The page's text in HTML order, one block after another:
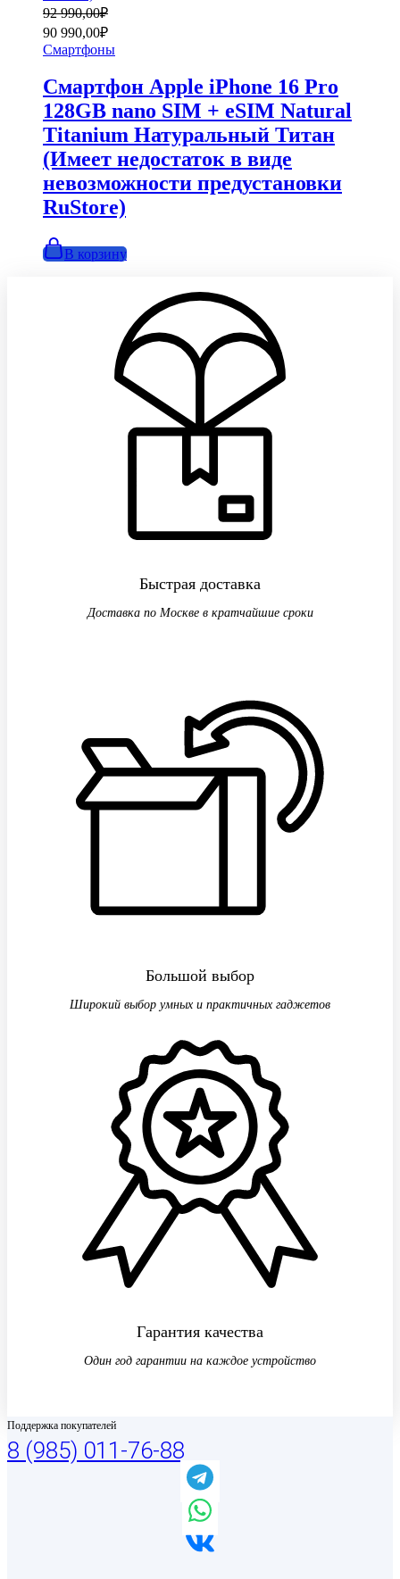
92 990,00₽
Первоначальная
цена
составляла
92
990,00₽.
90 990,00₽
Текущая
цена:
90
990,00₽.
Смартфоны
Смартфон Apple iPhone 16 Pro
128GB nano SIM + eSIM Natural
Titanium Натуральный Титан
(Имеет недостаток в виде
невозможности предустановки
RuStore)
В корзину
Быстрая доставка
Доставка по Москве в кратчайшие сроки
Большой выбор
Широкий выбор умных и практичных гаджетов
Гарантия качества
Один год гарантии на каждое устройство
Поддержка покупателей
8 (985) 011-76-88